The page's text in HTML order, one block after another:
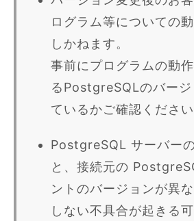
ログラム等についての
しかねます。
事前にプログラムの動
るPostgreSQLのバージ
ているかご確認ください
PostgreSQL サーバー
と、接続元の
ントのバージョンが異
しない不具合が起きる